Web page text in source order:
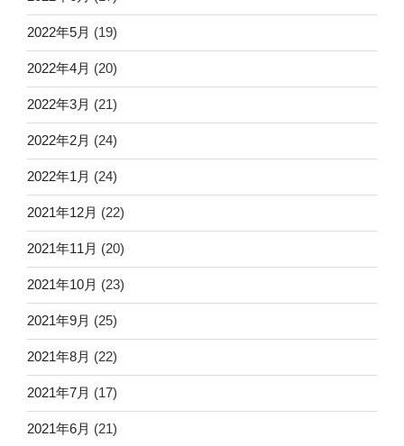
2022年5月 (19)
2022年4月 (20)
2022年3月 (21)
2022年2月 (24)
2022年1月 (24)
2021年12月 (22)
2021年11月 (20)
2021年10月 (23)
2021年9月 (25)
2021年8月 (22)
2021年7月 (17)
2021年6月 (21)